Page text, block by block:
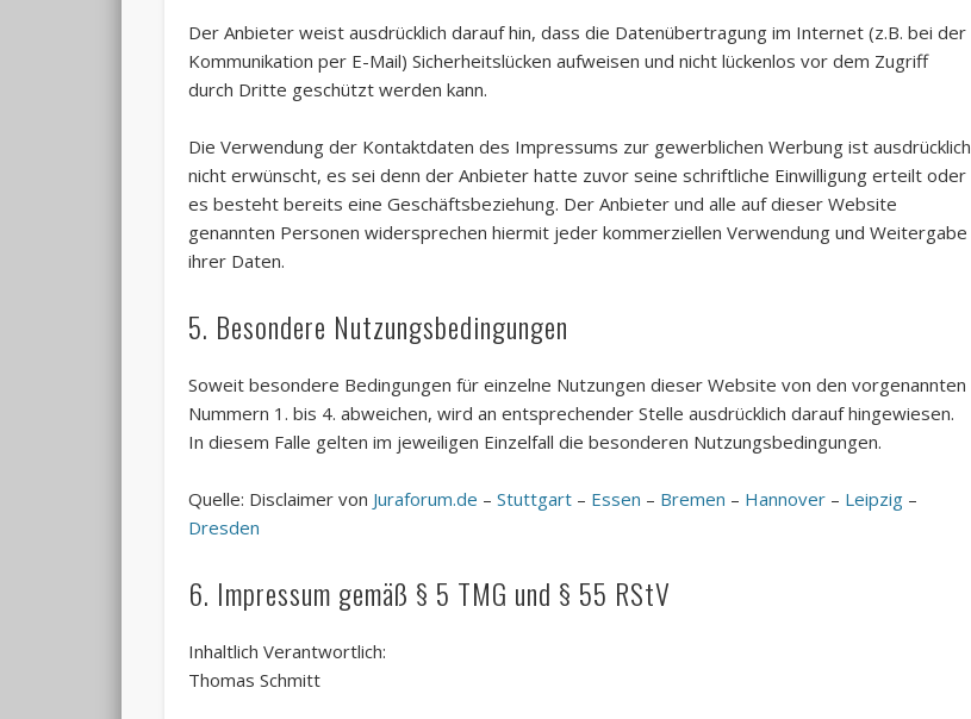
Der Anbieter weist ausdrücklich darauf hin, dass die Datenübertragung im Internet (z.B. bei der
Kommunikation per E-Mail) Sicherheitslücken aufweisen und nicht lückenlos vor dem Zugriff
durch Dritte geschützt werden kann.
Die Verwendung der Kontaktdaten des Impressums zur gewerblichen Werbung ist ausdrücklich
nicht erwünscht, es sei denn der Anbieter hatte zuvor seine schriftliche Einwilligung erteilt oder
es besteht bereits eine Geschäftsbeziehung. Der Anbieter und alle auf dieser Website
genannten Personen widersprechen hiermit jeder kommerziellen Verwendung und Weitergabe
ihrer Daten.
5. Besondere Nutzungsbedingungen
Soweit besondere Bedingungen für einzelne Nutzungen dieser Website von den vorgenannten
Nummern 1. bis 4. abweichen, wird an entsprechender Stelle ausdrücklich darauf hingewiesen.
In diesem Falle gelten im jeweiligen Einzelfall die besonderen Nutzungsbedingungen.
Quelle: Disclaimer von Juraforum.de –Stuttgart – Essen – Bremen – Hannover – Leipzig –
Dresden
6. Impressum gemäß § 5 TMG und § 55 RStV
Inhaltlich Verantwortlich:
Thomas Schmitt